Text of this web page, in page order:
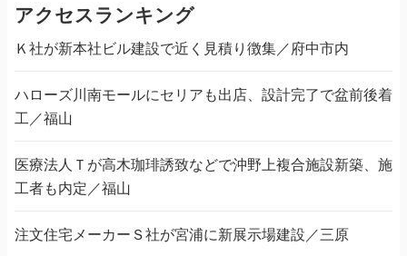
アクセスランキング
Ｋ社が新本社ビル建設で近く見積り徴集／府中市内
ハローズ川南モールにセリアも出店、設計完了で盆前後着
工／福山
医療法人Ｔが高木珈琲誘致などで沖野上複合施設新築、施
工者も内定／福山
注文住宅メーカーＳ社が宮浦に新展示場建設／三原